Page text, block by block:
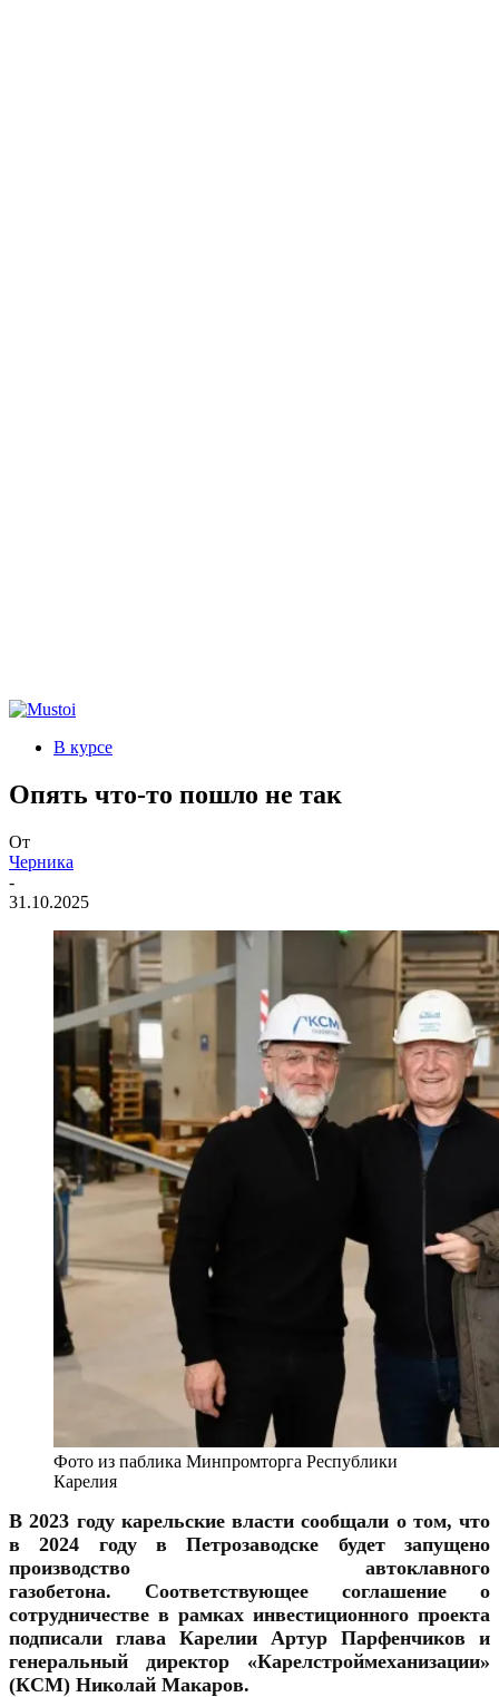
В курсе
Опять что-то пошло не так
От
Черника
-
31.10.2025
Фото из паблика Минпромторга Республики
Карелия
В 2023 году карельские власти сообщали о том, что
в 2024 году в Петрозаводске будет запущено
производство автоклавного
газобетона. Соответствующее соглашение о
сотрудничестве в рамках инвестиционного проекта
подписали глава Карелии Артур Парфенчиков и
генеральный директор «Карелстроймеханизации»
(КСМ) Николай Макаров.